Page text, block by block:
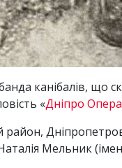
канібалів, що
«Дніпро
Мельник